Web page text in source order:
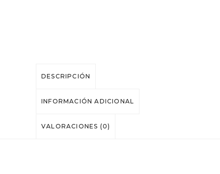
DESCRIPCIÓN
INFORMACIÓN ADICIONAL
VALORACIONES (0)